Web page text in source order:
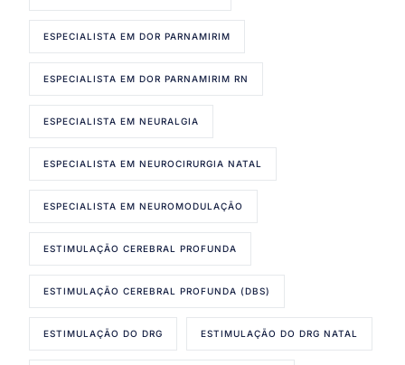
ESPECIALISTA EM DOR PARNAMIRIM
ESPECIALISTA EM DOR PARNAMIRIM RN
ESPECIALISTA EM NEURALGIA
ESPECIALISTA EM NEUROCIRURGIA NATAL
ESPECIALISTA EM NEUROMODULAÇÃO
ESTIMULAÇÃO CEREBRAL PROFUNDA
ESTIMULAÇÃO CEREBRAL PROFUNDA (DBS)
ESTIMULAÇÃO DO DRG ESTIMULAÇÃO DO DRG NATAL